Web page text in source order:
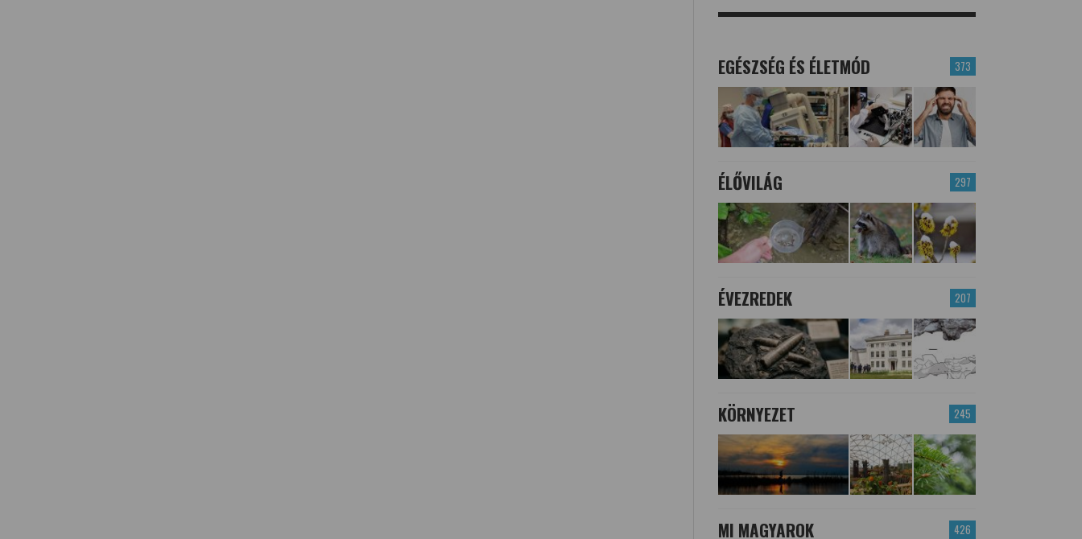
373
EGÉSZSÉG ÉS ÉLETMÓD
297
ÉLŐVILÁG
207
ÉVEZREDEK
245
KÖRNYEZET
426
MI MAGYAROK